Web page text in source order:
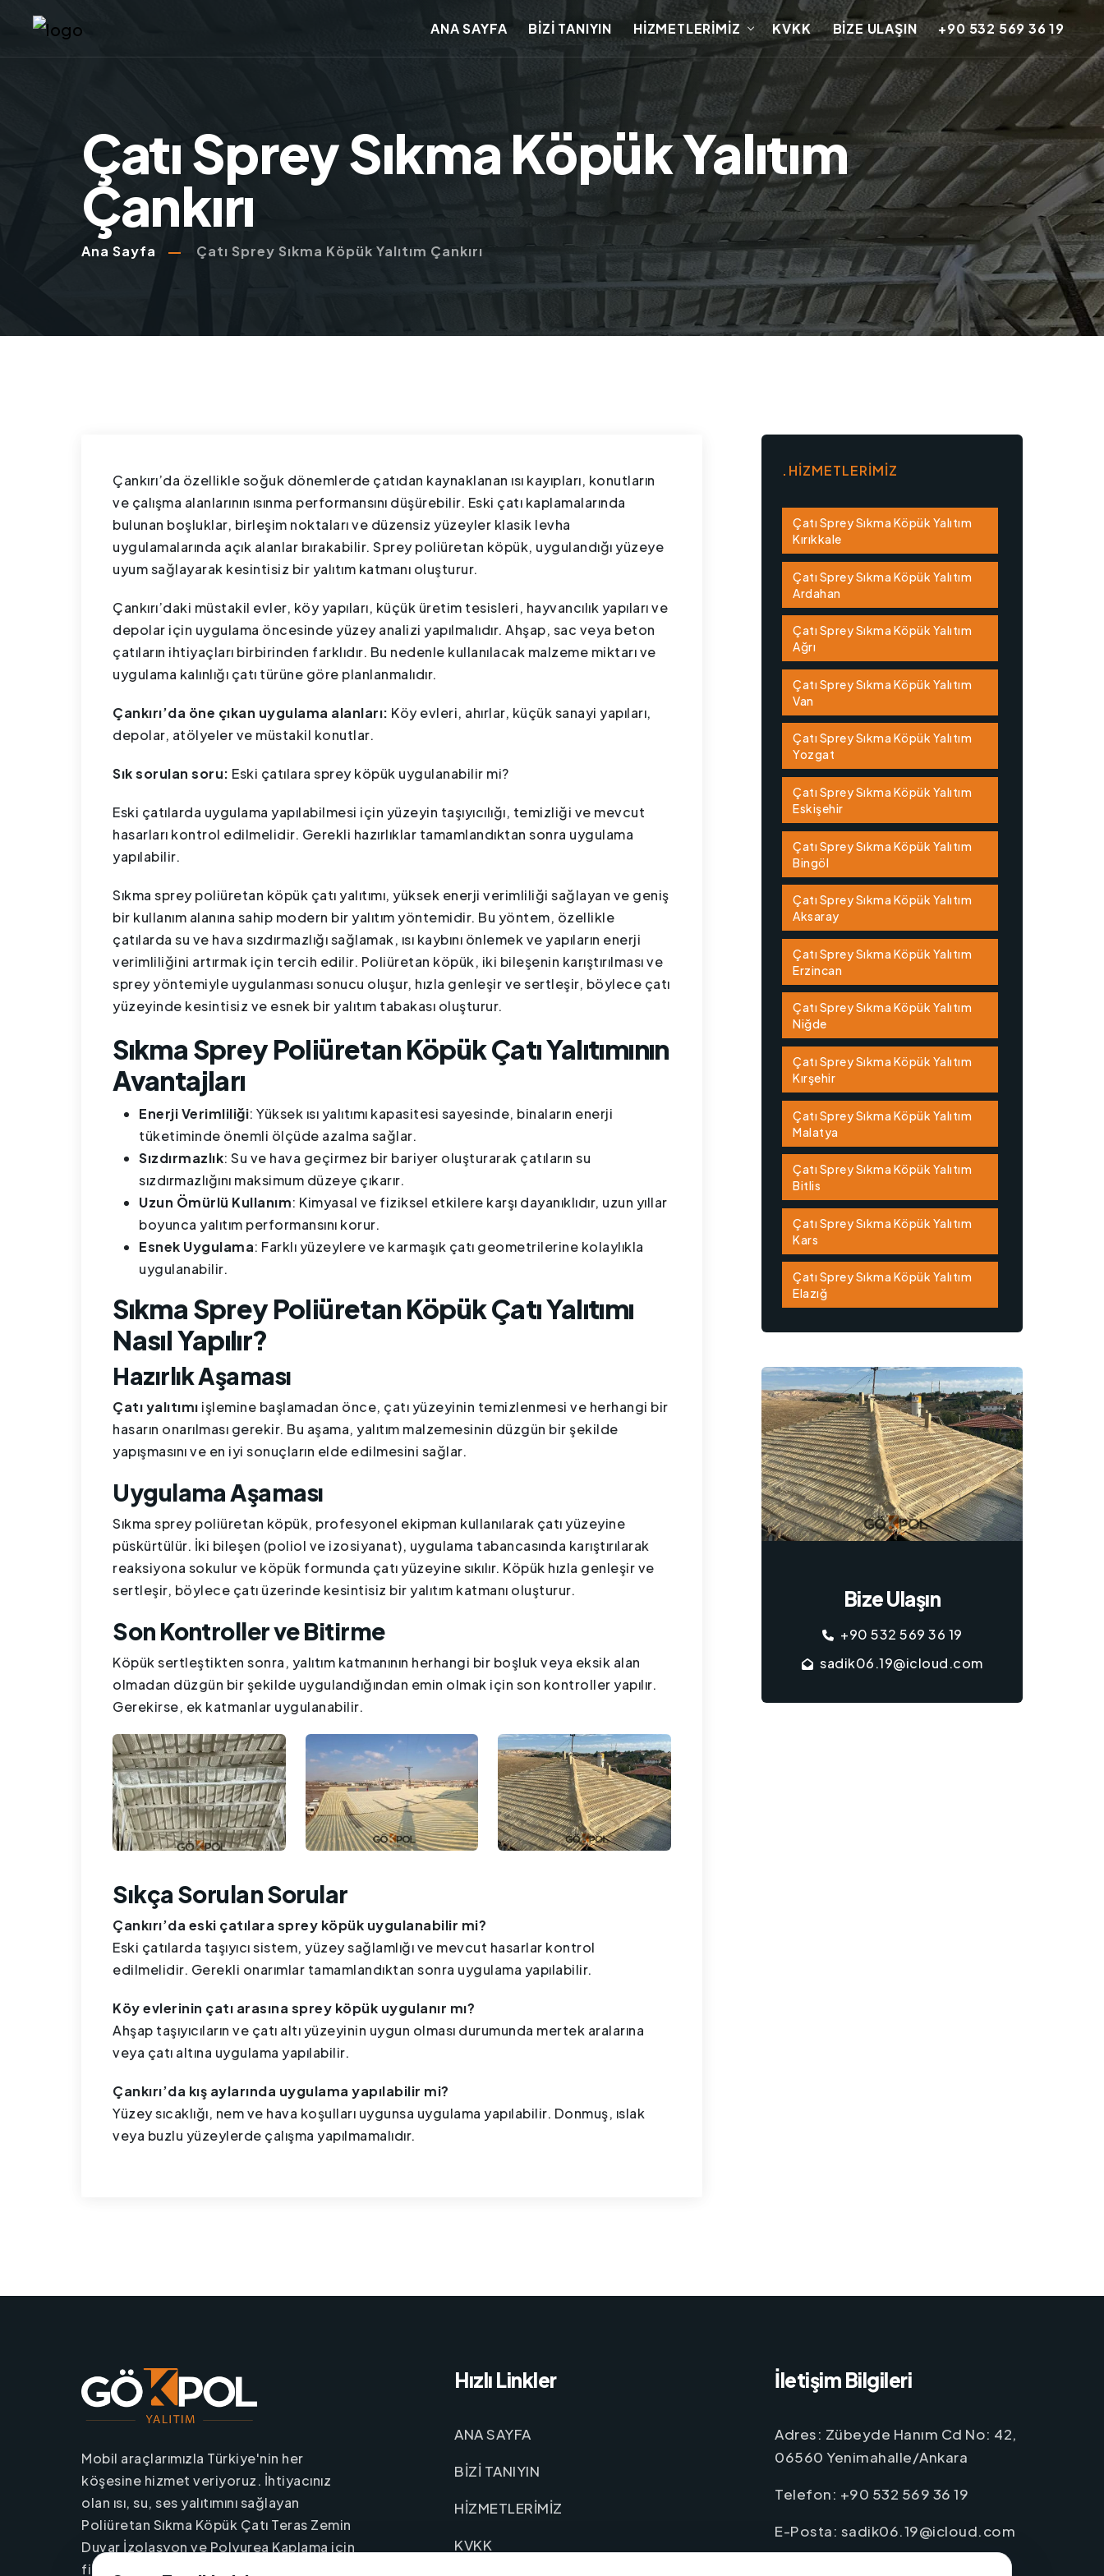
ANA SAYFA BİZİ TANIYIN HİZMETLERİMİZ KVKK BİZE ULAŞIN +90 532 569 36 19
Çatı Sprey Sıkma Köpük Yalıtım
Çankırı
Ana Sayfa Çatı Sprey Sıkma Köpük Yalıtım Çankırı
Çankırı’da özellikle soğuk dönemlerde çatıdan kaynaklanan ısı kayıpları, konutların
ve çalışma alanlarının ısınma performansını düşürebilir. Eski çatı kaplamalarında
bulunan boşluklar, birleşim noktaları ve düzensiz yüzeyler klasik levha
uygulamalarında açık alanlar bırakabilir. Sprey poliüretan köpük, uygulandığı yüzeye
uyum sağlayarak kesintisiz bir yalıtım katmanı oluşturur.
Çankırı’daki müstakil evler, köy yapıları, küçük üretim tesisleri, hayvancılık yapıları ve
depolar için uygulama öncesinde yüzey analizi yapılmalıdır. Ahşap, sac veya beton
çatıların ihtiyaçları birbirinden farklıdır. Bu nedenle kullanılacak malzeme miktarı ve
uygulama kalınlığı çatı türüne göre planlanmalıdır.
Çankırı’da öne çıkan uygulama alanları: Köy evleri, ahırlar, küçük sanayi yapıları,
depolar, atölyeler ve müstakil konutlar.
Sık sorulan soru: Eski çatılara sprey köpük uygulanabilir mi?
Eski çatılarda uygulama yapılabilmesi için yüzeyin taşıyıcılığı, temizliği ve mevcut
hasarları kontrol edilmelidir. Gerekli hazırlıklar tamamlandıktan sonra uygulama
yapılabilir.
Sıkma sprey poliüretan köpük çatı yalıtımı, yüksek enerji verimliliği sağlayan ve geniş
bir kullanım alanına sahip modern bir yalıtım yöntemidir. Bu yöntem, özellikle
çatılarda su ve hava sızdırmazlığı sağlamak, ısı kaybını önlemek ve yapıların enerji
verimliliğini artırmak için tercih edilir. Poliüretan köpük, iki bileşenin karıştırılması ve
sprey yöntemiyle uygulanması sonucu oluşur, hızla genleşir ve sertleşir, böylece çatı
yüzeyinde kesintisiz ve esnek bir yalıtım tabakası oluşturur.
Sıkma Sprey Poliüretan Köpük Çatı Yalıtımının
Avantajları
Enerji Verimliliği: Yüksek ısı yalıtımı kapasitesi sayesinde, binaların enerji
tüketiminde önemli ölçüde azalma sağlar.
Sızdırmazlık: Su ve hava geçirmez bir bariyer oluşturarak çatıların su
sızdırmazlığını maksimum düzeye çıkarır.
Uzun Ömürlü Kullanım: Kimyasal ve fiziksel etkilere karşı dayanıklıdır, uzun yıllar
boyunca yalıtım performansını korur.
Esnek Uygulama: Farklı yüzeylere ve karmaşık çatı geometrilerine kolaylıkla
uygulanabilir.
Sıkma Sprey Poliüretan Köpük Çatı Yalıtımı
Nasıl Yapılır?
Hazırlık Aşaması
Çatı yalıtımı işlemine başlamadan önce, çatı yüzeyinin temizlenmesi ve herhangi bir
hasarın onarılması gerekir. Bu aşama, yalıtım malzemesinin düzgün bir şekilde
yapışmasını ve en iyi sonuçların elde edilmesini sağlar.
Uygulama Aşaması
Sıkma sprey poliüretan köpük, profesyonel ekipman kullanılarak çatı yüzeyine
püskürtülür. İki bileşen (poliol ve izosiyanat), uygulama tabancasında karıştırılarak
reaksiyona sokulur ve köpük formunda çatı yüzeyine sıkılır. Köpük hızla genleşir ve
sertleşir, böylece çatı üzerinde kesintisiz bir yalıtım katmanı oluşturur.
Son Kontroller ve Bitirme
Köpük sertleştikten sonra, yalıtım katmanının herhangi bir boşluk veya eksik alan
olmadan düzgün bir şekilde uygulandığından emin olmak için son kontroller yapılır.
Gerekirse, ek katmanlar uygulanabilir.
Sıkça Sorulan Sorular
Çankırı’da eski çatılara sprey köpük uygulanabilir mi?
Eski çatılarda taşıyıcı sistem, yüzey sağlamlığı ve mevcut hasarlar kontrol
edilmelidir. Gerekli onarımlar tamamlandıktan sonra uygulama yapılabilir.
Köy evlerinin çatı arasına sprey köpük uygulanır mı?
Ahşap taşıyıcıların ve çatı altı yüzeyinin uygun olması durumunda mertek aralarına
veya çatı altına uygulama yapılabilir.
Çankırı’da kış aylarında uygulama yapılabilir mi?
Yüzey sıcaklığı, nem ve hava koşulları uygunsa uygulama yapılabilir. Donmuş, ıslak
veya buzlu yüzeylerde çalışma yapılmamalıdır.
HİZMETLERİMİZ
Çatı Sprey Sıkma Köpük Yalıtım
Kırıkkale
Çatı Sprey Sıkma Köpük Yalıtım
Ardahan
Çatı Sprey Sıkma Köpük Yalıtım
Ağrı
Çatı Sprey Sıkma Köpük Yalıtım
Van
Çatı Sprey Sıkma Köpük Yalıtım
Yozgat
Çatı Sprey Sıkma Köpük Yalıtım
Eskişehir
Çatı Sprey Sıkma Köpük Yalıtım
Bingöl
Çatı Sprey Sıkma Köpük Yalıtım
Aksaray
Çatı Sprey Sıkma Köpük Yalıtım
Erzincan
Çatı Sprey Sıkma Köpük Yalıtım
Niğde
Çatı Sprey Sıkma Köpük Yalıtım
Kırşehir
Çatı Sprey Sıkma Köpük Yalıtım
Malatya
Çatı Sprey Sıkma Köpük Yalıtım
Bitlis
Çatı Sprey Sıkma Köpük Yalıtım
Kars
Çatı Sprey Sıkma Köpük Yalıtım
Elazığ
Bize Ulaşın
+90 532 569 36 19
sadik06.19@icloud.com
Mobil araçlarımızla Türkiye'nin her
köşesine hizmet veriyoruz. İhtiyacınız
olan ısı, su, ses yalıtımını sağlayan
Poliüretan Sıkma Köpük Çatı Teras Zemin
Duvar İzolasyon ve Polyurea Kaplama için
firmamızı hemen iletişime geçin.
Hızlı Linkler
ANA SAYFA
BİZİ TANIYIN
HİZMETLERİMİZ
KVKK
İletişim Bilgileri
Adres: Zübeyde Hanım Cd No: 42,
06560 Yenimahalle/Ankara
Telefon: +90 532 569 36 19
E-Posta: sadik06.19@icloud.com